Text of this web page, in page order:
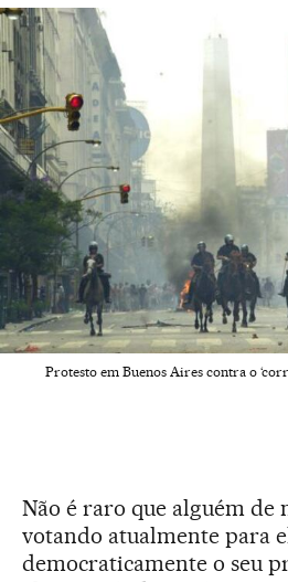
Protesto em Buenos Aires contra o
Não é raro que alguém de
votando atualmente para
democraticamente o seu